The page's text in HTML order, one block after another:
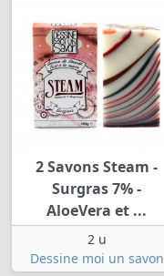
2 Savons Steam -
Surgras 7% -
AloeVera et ...
2 u
Dessine moi un savon